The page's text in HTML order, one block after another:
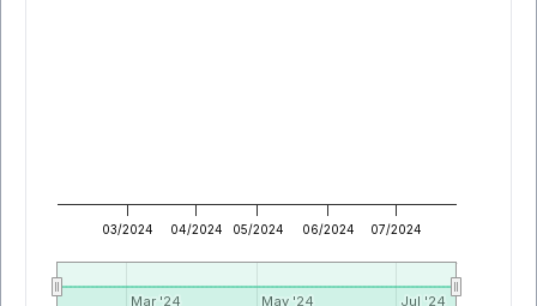
03/2024 04/2024 05/2024 06/2024 07/2024
Mar '24
Mar '24 May '24
May '24 Jul '24
Jul '24